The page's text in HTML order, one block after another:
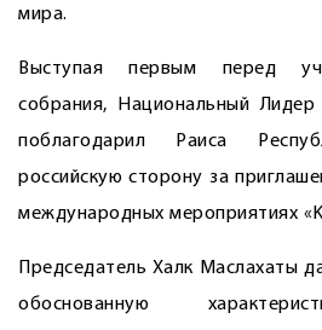
мира.
Выступая первым перед
собрания, Национальный Лидер
поблагодарил Раиса
российскую сторону за
международных мероприятиях
Председатель Халк Маслахаты
обоснованную